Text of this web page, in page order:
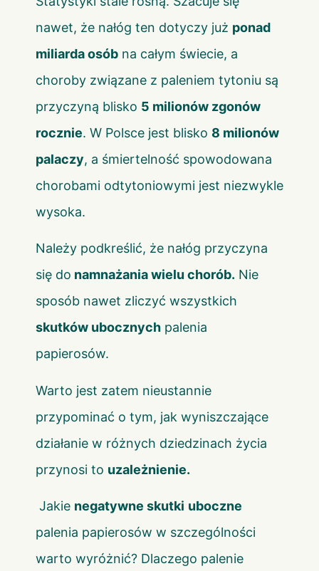
nawet, że nałóg ten dotyczy już ponad
miliarda osób na całym świecie, a
choroby związane z paleniem tytoniu są
przyczyną blisko 5 milionów zgonów
rocznie. W Polsce jest blisko 8 milionów
palaczy, a śmiertelność spowodowana
chorobami odtytoniowymi jest niezwykle
wysoka.
Należy podkreślić, że nałóg przyczyna
się do namnażania wielu chorób. Nie
sposób nawet zliczyć wszystkich
skutków ubocznych palenia
papierosów.
Warto jest zatem nieustannie
przypominać o tym, jak wyniszczające
działanie w różnych dziedzinach życia
przynosi to uzależnienie.
Jakie negatywne skutki uboczne
palenia papierosów w szczególności
warto wyróżnić? Dlaczego palenie